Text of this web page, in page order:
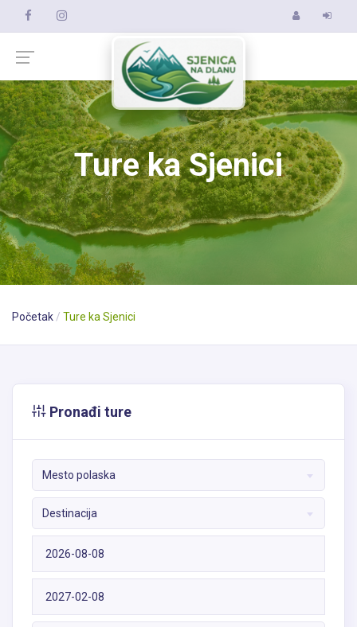
Ture ka Sjenici
Početak Ture ka Sjenici
Pronađi ture
Mesto polaska
Destinacija